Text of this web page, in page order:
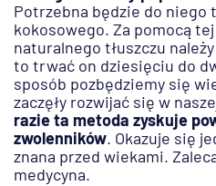
Potrzebna będzie do niego
kokosowego. Za pomocą
naturalnego tłuszczu
to trwać on dziesięciu do
sposób pozbędziemy się
zaczęły rozwijać się w
razie ta metoda zyskuje
zwolenników. Okazuje się
znana przed wiekami.
medycyna.